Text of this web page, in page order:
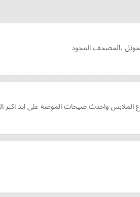
،المصحف المجود
الملابس واحدث صيحات الموضة على ايد اكبر